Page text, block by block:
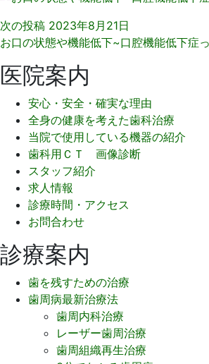
次の投稿 2023年8月21日
お口の状態や機能低下~口腔機能低下症
医院案内
安心・安全・確実な理由
全身の健康を考えた歯科治療
当院で使用している機器の紹介
歯科用ＣＴ 画像診断
スタッフ紹介
求人情報
診療時間・アクセス
お問合わせ
診療案内
歯を残すための治療
歯周病最新治療法
歯周内科治療
レーザー歯周治療
歯周組織再生治療